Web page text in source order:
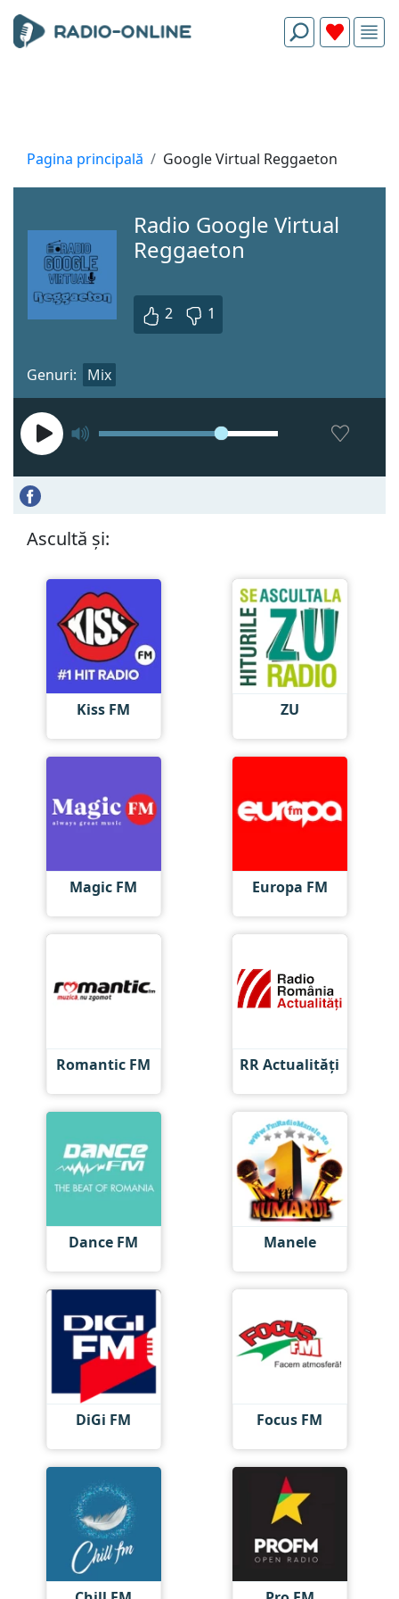
Pagina principală Google Virtual Reggaeton
Radio Google Virtual
Reggaeton
2 1
Genuri: Mix
Ascultă și:
Kiss FM ZU
Magic FM Europa FM
Romantic FM RR Actualități
Dance FM Manele
DiGi FM Focus FM